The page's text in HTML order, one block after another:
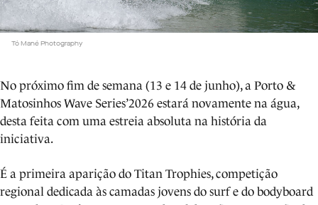
Tó Mané Photography
No próximo fim de semana (13 e 14 de junho), a Porto &
Matosinhos Wave Series’2026 estará novamente na água,
desta feita com uma estreia absoluta na história da
iniciativa.
É a primeira aparição do Titan Trophies, competição
regional dedicada às camadas jovens do surf e do bodyboard